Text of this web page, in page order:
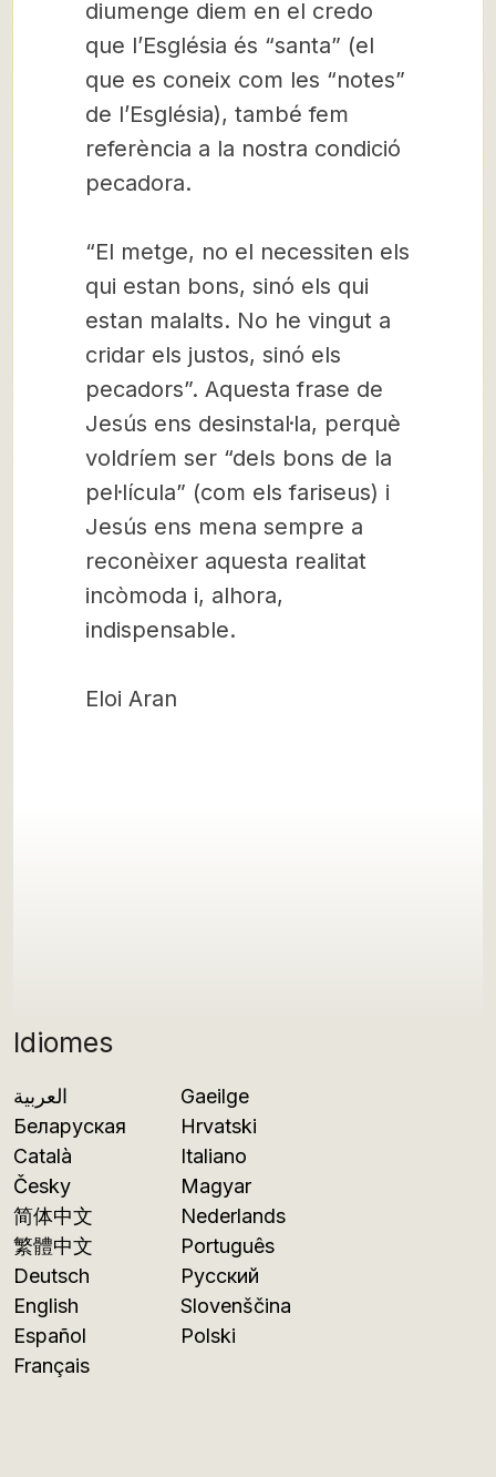
Idiomes
العربية
Беларуская
Català
Česky
简体中文
繁體中文
Deutsch
English
Español
Français
Gaeilge
Hrvatski
Italiano
Magyar
Nederlands
Português
Русский
Slovenščina
Polski
diumenge diem en el credo
que l’Església és “santa” (el
que es coneix com les “notes”
de l’Església), també fem
referència a la nostra condició
pecadora.
“El metge, no el necessiten els
qui estan bons, sinó els qui
estan malalts. No he vingut a
cridar els justos, sinó els
pecadors”. Aquesta frase de
Jesús ens desinstal·la, perquè
voldríem ser “dels bons de la
pel·lícula” (com els fariseus) i
Jesús ens mena sempre a
reconèixer aquesta realitat
incòmoda i, alhora,
indispensable.
Eloi Aran